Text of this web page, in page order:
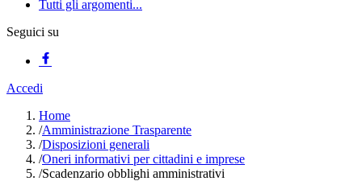
Tutti gli argomenti...
Seguici su
Accedi
Home
/Amministrazione Trasparente
/Disposizioni generali
/Oneri informativi per cittadini e imprese
/Scadenzario obblighi amministrativi